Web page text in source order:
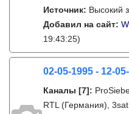
Источник: Высокий
Добавил на сайт:
19:43:25)
02-05-1995 - 12-
Каналы [7]:
RTL (Германия),